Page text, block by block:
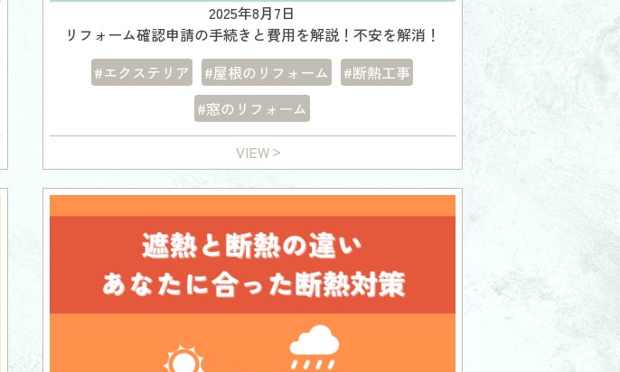
2025年8月7日
リフォーム確認申請の手続きと費用を解説！不安を解消！
#エクステリア
#屋根のリフォーム
#断熱工事
#窓のリフォーム
VIEW